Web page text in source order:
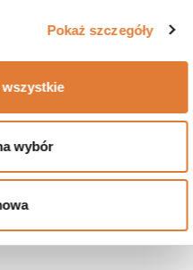
Pokaż szczegóły
wybór